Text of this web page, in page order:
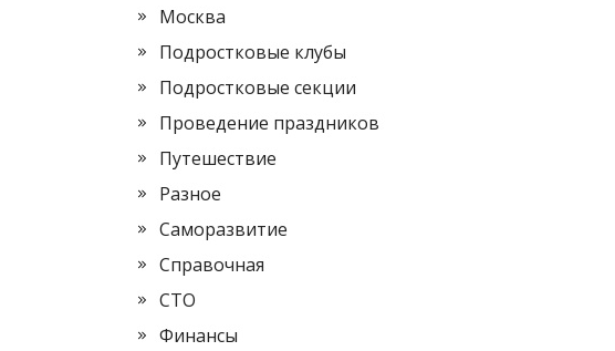
Москва
Подростковые клубы
Подростковые секции
Проведение праздников
Путешествие
Разное
Саморазвитие
Справочная
СТО
Финансы